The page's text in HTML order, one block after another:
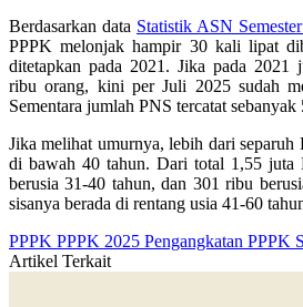
Berdasarkan data Statistik ASN
PPPK melonjak hampir 30 kali lipat
ditetapkan pada 2021. Jika pada 2021
ribu orang, kini per Juli 2025 sudah
Sementara jumlah PNS tercatat
Jika melihat umurnya, lebih dari separuh
di bawah 40 tahun. Dari total 1,55 juta
berusia 31-40 tahun, dan 301 ribu
sisanya berada di rentang usia 41-60
PPPK PPPK 2025 Pengangkatan PPPK
Artikel Terkait